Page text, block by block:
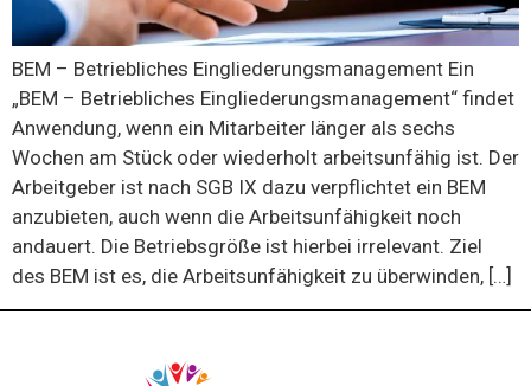
BEM – Betriebliches Eingliederungsmanagement Ein
„BEM – Betriebliches Eingliederungsmanagement“ findet
Anwendung, wenn ein Mitarbeiter länger als sechs
Wochen am Stück oder wiederholt arbeitsunfähig ist. Der
Arbeitgeber ist nach SGB IX dazu verpflichtet ein BEM
anzubieten, auch wenn die Arbeitsunfähigkeit noch
andauert. Die Betriebsgröße ist hierbei irrelevant. Ziel
des BEM ist es, die Arbeitsunfähigkeit zu überwinden, […]